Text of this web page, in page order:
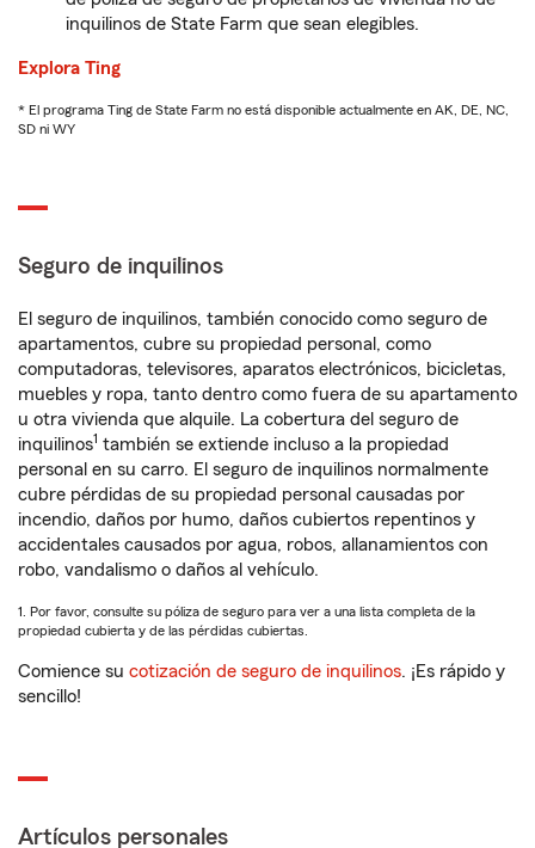
inquilinos de State Farm que sean elegibles.
Explora Ting
* El programa Ting de State Farm no está disponible actualmente en AK, DE, NC,
SD ni WY
Seguro de inquilinos
El seguro de inquilinos, también conocido como seguro de
apartamentos, cubre su propiedad personal, como
computadoras, televisores, aparatos electrónicos, bicicletas,
muebles y ropa, tanto dentro como fuera de su apartamento
u otra vivienda que alquile. La cobertura del seguro de
inquilinos1 también se extiende incluso a la propiedad
personal en su carro. El seguro de inquilinos normalmente
cubre pérdidas de su propiedad personal causadas por
incendio, daños por humo, daños cubiertos repentinos y
accidentales causados por agua, robos, allanamientos con
robo, vandalismo o daños al vehículo.
1. Por favor, consulte su póliza de seguro para ver a una lista completa de la
propiedad cubierta y de las pérdidas cubiertas.
Comience su cotización de seguro de inquilinos. ¡Es rápido y
sencillo!
Artículos personales